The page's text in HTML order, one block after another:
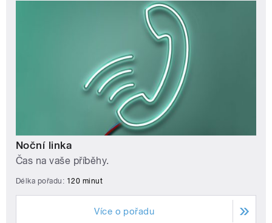
Noční linka
Čas na vaše příběhy.
Délka pořadu: 120 minut
Více o pořadu